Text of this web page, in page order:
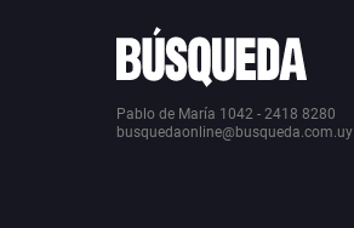
Pablo de María 1042 - 2418 8280
busquedaonline@busqueda.com.uy